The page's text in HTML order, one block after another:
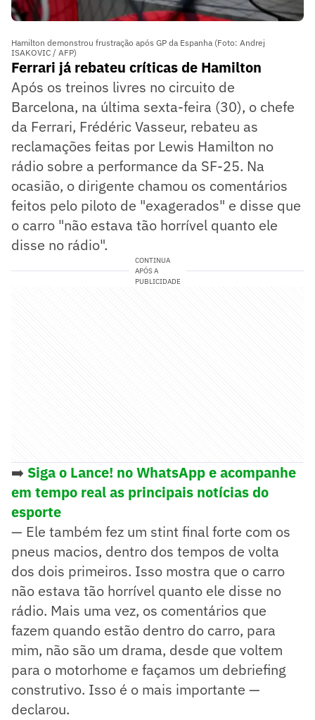
Hamilton demonstrou frustração após GP da Espanha (Foto: Andrej
ISAKOVIC / AFP)
Ferrari já rebateu críticas de Hamilton
Após os treinos livres no circuito de
Barcelona, na última sexta-feira (30), o chefe
da Ferrari, Frédéric Vasseur, rebateu as
reclamações feitas por Lewis Hamilton no
rádio sobre a performance da SF-25. Na
ocasião, o dirigente chamou os comentários
feitos pelo piloto de "exagerados" e disse que
o carro "não estava tão horrível quanto ele
disse no rádio".
CONTINUA
APÓS A
PUBLICIDADE
➡️ Siga o Lance! no WhatsApp e acompanhe
em tempo real as principais notícias do
esporte
— Ele também fez um stint final forte com os
pneus macios, dentro dos tempos de volta
dos dois primeiros. Isso mostra que o carro
não estava tão horrível quanto ele disse no
rádio. Mais uma vez, os comentários que
fazem quando estão dentro do carro, para
mim, não são um drama, desde que voltem
para o motorhome e façamos um debriefing
construtivo. Isso é o mais importante —
declarou.